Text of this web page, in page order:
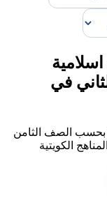
في
بحسب الصف الثامن
الكويتية